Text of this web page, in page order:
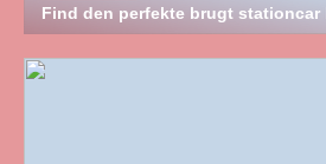
Find den perfekte brugt